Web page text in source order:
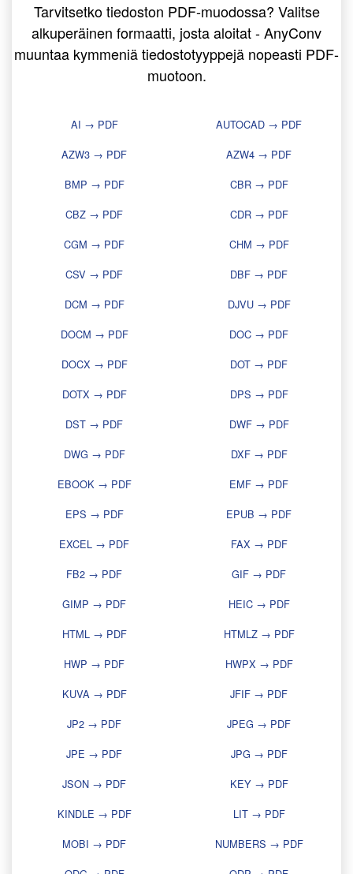
Tarvitsetko tiedoston PDF-muodossa? Valitse
alkuperäinen formaatti, josta aloitat - AnyConv
muuntaa kymmeniä tiedostotyyppejä nopeasti PDF-
muotoon.
AI → PDF
AUTOCAD → PDF
AZW3 → PDF
AZW4 → PDF
BMP → PDF
CBR → PDF
CBZ → PDF
CDR → PDF
CGM → PDF
CHM → PDF
CSV → PDF
DBF → PDF
DCM → PDF
DJVU → PDF
DOCM → PDF
DOC → PDF
DOCX → PDF
DOT → PDF
DOTX → PDF
DPS → PDF
DST → PDF
DWF → PDF
DWG → PDF
DXF → PDF
EBOOK → PDF
EMF → PDF
EPS → PDF
EPUB → PDF
EXCEL → PDF
FAX → PDF
FB2 → PDF
GIF → PDF
GIMP → PDF
HEIC → PDF
HTML → PDF
HTMLZ → PDF
HWP → PDF
HWPX → PDF
KUVA → PDF
JFIF → PDF
JP2 → PDF
JPEG → PDF
JPE → PDF
JPG → PDF
JSON → PDF
KEY → PDF
KINDLE → PDF
LIT → PDF
MOBI → PDF
NUMBERS → PDF